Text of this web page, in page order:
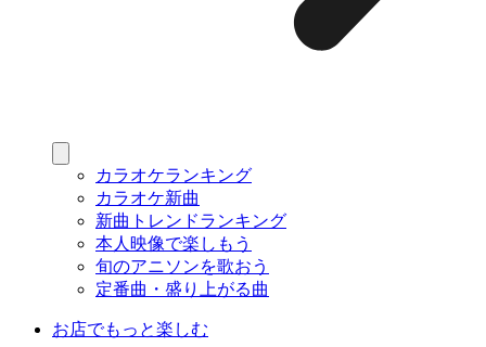
カラオケランキング
カラオケ新曲
新曲トレンドランキング
本人映像で楽しもう
旬のアニソンを歌おう
定番曲・盛り上がる曲
お店でもっと楽しむ